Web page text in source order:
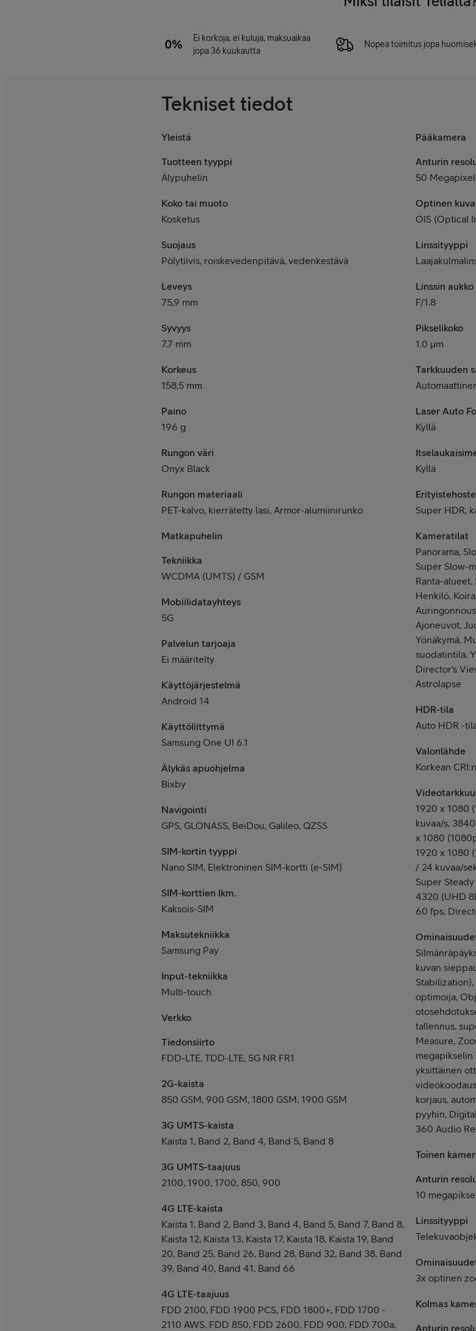
Ei korkoja, ei kuluja, maksuaikaa
jopa 36 kuukautta
Nopea toimitus jopa
Tekniset tiedot
Yleistä
Tuotteen tyyppi
Älypuhelin
Koko tai muoto
Kosketus
Suojaus
Pölytiivis, roiskevedenpitävä, vedenkestävä
Leveys
75,9 mm
Syvyys
7,7 mm
Korkeus
158,5 mm
Paino
196 g
Rungon väri
Onyx Black
Rungon materiaali
PET-kalvo, kierrätetty lasi, Armor-alumiinirunko
Matkapuhelin
Tekniikka
WCDMA (UMTS) / GSM
Mobiilidatayhteys
5G
Palvelun tarjoaja
Ei määritelty
Käyttöjärjestelmä
Android 14
Käyttöliittymä
Samsung One UI 6.1
Älykäs apuohjelma
Bixby
Navigointi
GPS, GLONASS, BeiDou, Galileo, QZSS
SIM-kortin tyyppi
Nano SIM, Elektroninen SIM-kortti (e-SIM)
SIM-korttien lkm.
Kaksois-SIM
Maksutekniikka
Samsung Pay
Input-tekniikka
Multi-touch
Verkko
Tiedonsiirto
FDD-LTE, TDD-LTE, 5G NR FR1
2G-kaista
850 GSM, 900 GSM, 1800 GSM, 1900 GSM
3G UMTS-kaista
Kaista 1, Band 2, Band 4, Band 5, Band 8
3G UMTS-taajuus
2100, 1900, 1700, 850, 900
4G LTE-kaista
Kaista 1, Band 2, Band 3, Band 4, Band 5, Band 7, Band 8,
Kaista 12, Kaista 13, Kaista 17, Kaista 18, Kaista 19, Band
20, Band 25, Band 26, Band 28, Band 32, Band 38, Band
39, Band 40, Band 41, Band 66
4G LTE-taajuus
FDD 2100, FDD 1900 PCS, FDD 1800+, FDD 1700 -
2110 AWS, FDD 850, FDD 2600, FDD 900, FDD 700a,
Pääkamera
Anturin
50 Megapixel
Optinen
OIS (Optical
Linssityyppi
Linssin aukko
F/1.8
Pikselikoko
1.0 μm
Tarkkuuden
Laser Auto
Kyllä
Kyllä
Super HDR,
Kameratilat
Panorama,
Super Slow-
Ranta-alueet,
Henkilö,
Ajoneuvot,
Yönäkymä,
suodatintila,
Director's
Astrolapse
HDR-tila
Auto HDR -
Valonlähde
Korkean
1920 x 1080
kuvaa/s,
x 1080
1920 x 1080
/ 24 kuvaa/
Super
4320 (UHD
60 fps,
kuvan
Stabilization),
optimoija,
tallennus,
Measure,
megapikselin
yksittäinen
korjaus,
pyyhin,
360 Audio
Toinen
Anturin
10
Linssityyppi
3x optinen
Kolmas
Anturin